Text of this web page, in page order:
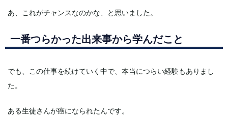
あ、これがチャンスなのかな、と思いました。
一番つらかった出来事から学んだこと
でも、この仕事を続けていく中で、本当につらい経験もありまし
た。
ある生徒さんが癌になられたんです。